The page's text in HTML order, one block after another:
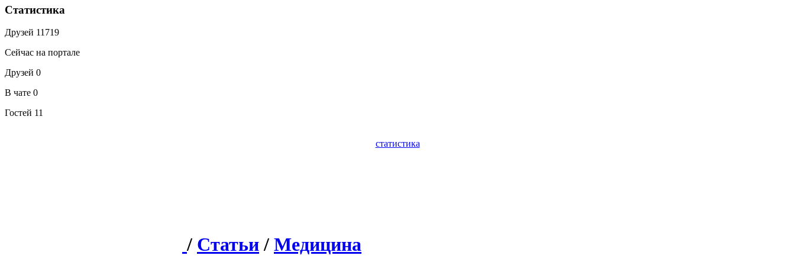
Статистика
Друзей 11719
Сейчас на портале
Друзей 0
В чате 0
Гостей 11
статистика
/ Статьи / Медицина